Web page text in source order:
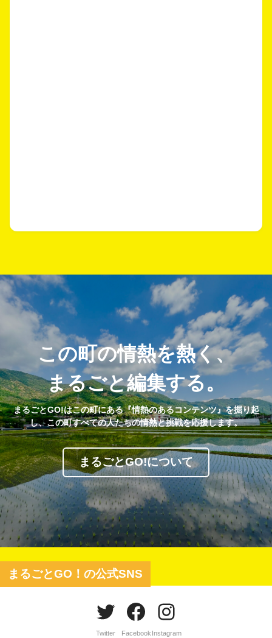
この町の情熱を熱く、
まるごと編集する。
まるごとGO!はこの町にある『情熱のあるコンテンツ』を掘り起
し、この町すべての人たちの情熱と挑戦を応援します。
まるごとGO!について
まるごとGO！の公式SNS